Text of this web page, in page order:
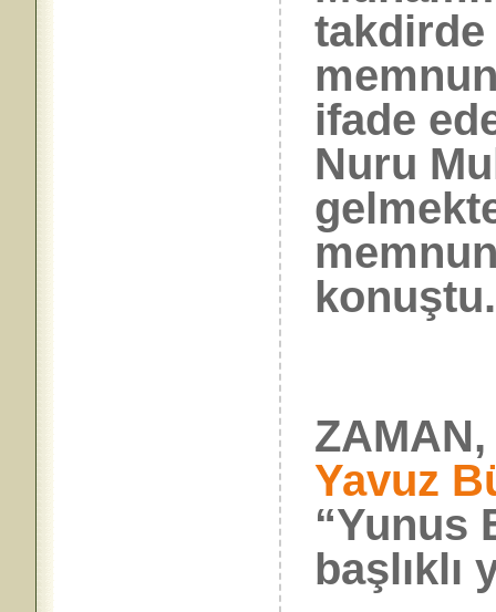
ifade
Nuru
konuştu.
ZAMAN,
Yavuz
“Yunus
başlıklı